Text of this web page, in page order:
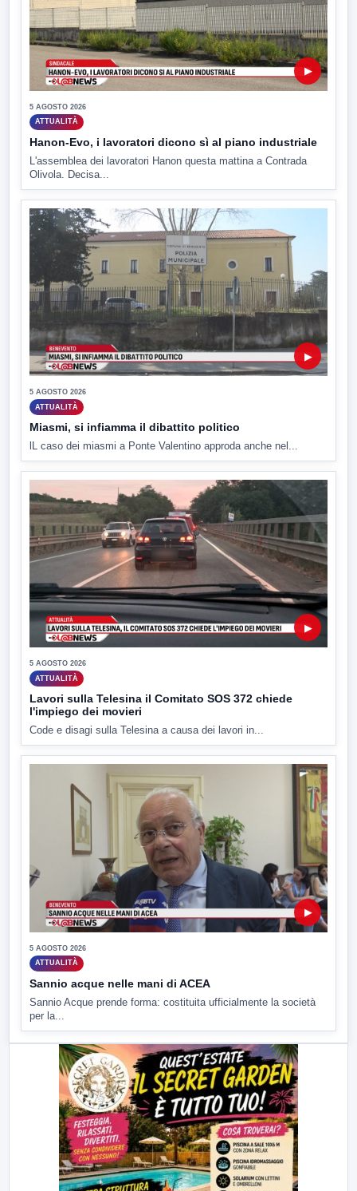
▶
5 AGOSTO 2026
ATTUALITÀ
Hanon-Evo, i lavoratori dicono sì al piano industriale
L'assemblea dei lavoratori Hanon questa mattina a Contrada
Olivola. Decisa...
▶
5 AGOSTO 2026
ATTUALITÀ
Miasmi, si infiamma il dibattito politico
lL caso dei miasmi a Ponte Valentino approda anche nel...
▶
5 AGOSTO 2026
ATTUALITÀ
Lavori sulla Telesina il Comitato SOS 372 chiede
l'impiego dei movieri
Code e disagi sulla Telesina a causa dei lavori in...
▶
5 AGOSTO 2026
ATTUALITÀ
Sannio acque nelle mani di ACEA
Sannio Acque prende forma: costituita ufficialmente la società
per la...